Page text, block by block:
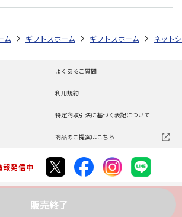
販売終了
お中元・夏ギフト特集 2026 おすすめ ご当地
ム ギフトストア お中元・夏ギフト特集 2026
ホーム ギフトストア お中元・
ホーム ネット
よくあるご質問
利用規約
特定商取引法に基づく表記について
商品のご提案はこちら
報発信中